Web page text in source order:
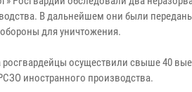
В дальнейшем они были
для уничтожения.
росгвардейцы осуществили свыше 40
иностранного производства.